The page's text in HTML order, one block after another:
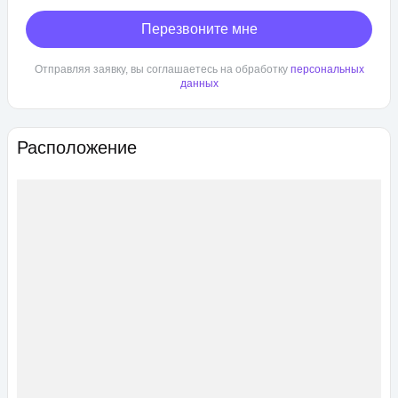
Расположение
Перезвоните мне
Отправляя заявку, вы соглашаетесь на обработку персональных
данных